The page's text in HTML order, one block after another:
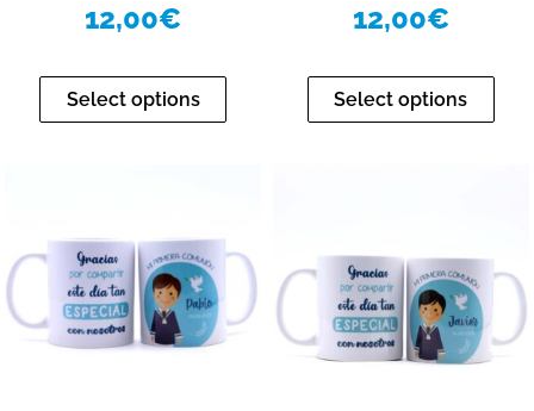
12,00€
Select options
12,00€
Select options